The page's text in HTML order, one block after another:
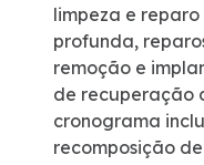
Compromisso
Mapa da via
limpeza e
profunda,
remoção e
de recuperação
cronograma
recomposição